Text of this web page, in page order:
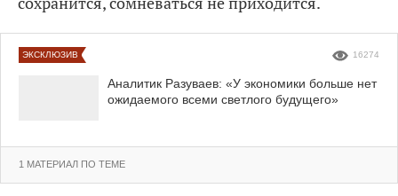
Аналитик Разуваев: «У экономики больше нет
ожидаемого всеми светлого будущего»
ЭКСКЛЮЗИВ 16274
1 МАТЕРИАЛ ПО ТЕМЕ